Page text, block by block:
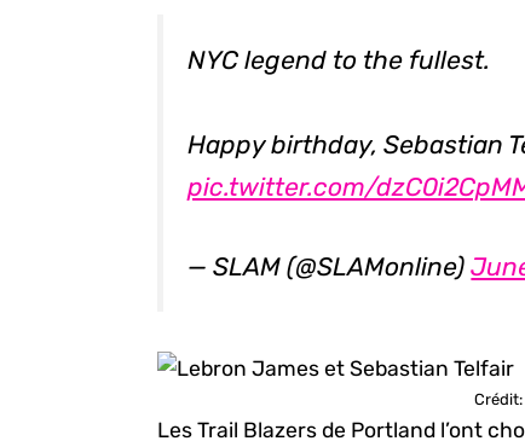
NYC legend to the fullest.
Happy birthday, Sebastian
pic.twitter.com/
— SLAM (@SLAMonline)
Crédit:
Les Trail Blazers de Portland l’ont